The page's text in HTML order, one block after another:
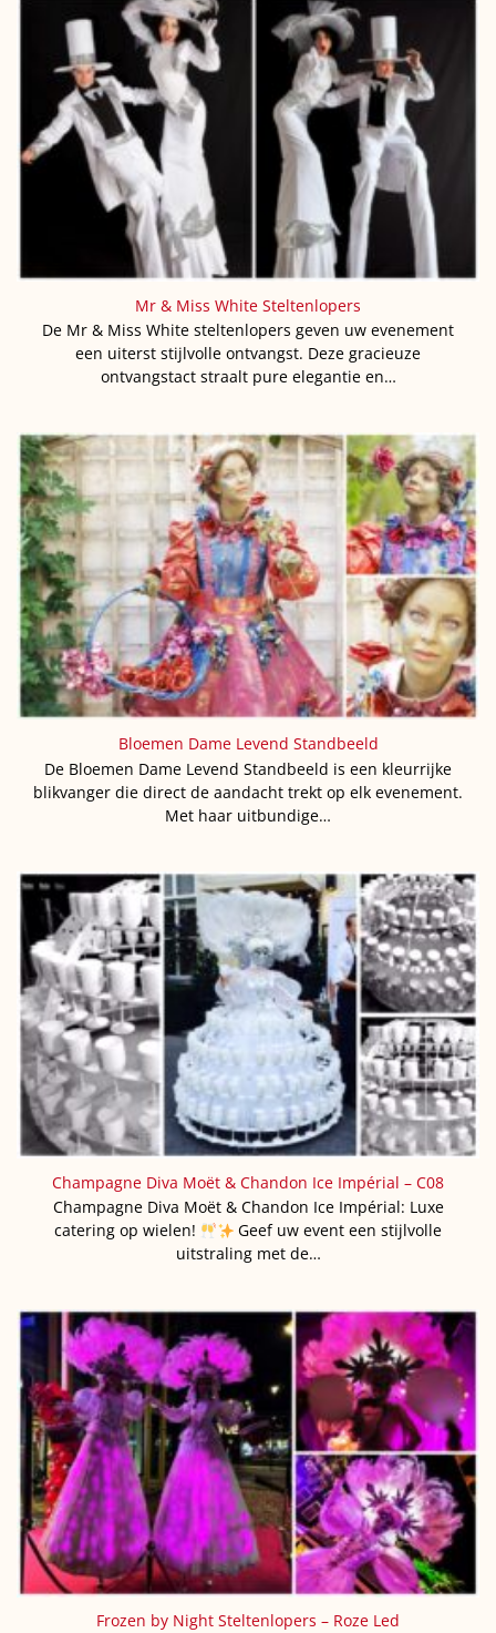
Mr & Miss White Steltenlopers
De Mr & Miss White steltenlopers geven uw evenement
een uiterst stijlvolle ontvangst. Deze gracieuze
ontvangstact straalt pure elegantie en…
Bloemen Dame Levend Standbeeld
De Bloemen Dame Levend Standbeeld is een kleurrijke
blikvanger die direct de aandacht trekt op elk evenement.
Met haar uitbundige…
Champagne Diva Moët & Chandon Ice Impérial – C08
Champagne Diva Moët & Chandon Ice Impérial: Luxe
catering op wielen!
Geef uw event een stijlvolle
uitstraling met de…
Frozen by Night Steltenlopers – Roze Led